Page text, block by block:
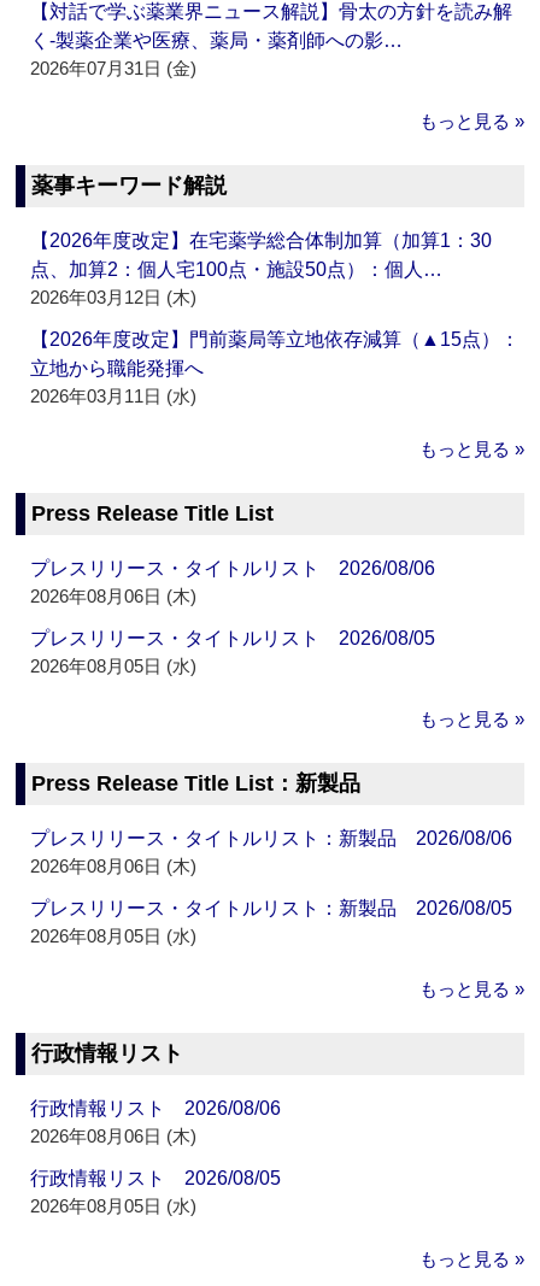
【対話で学ぶ薬業界ニュース解説】骨太の方針を読み解
く‐製薬企業や医療、薬局・薬剤師への影…
2026年07月31日 (金)
もっと見る »
薬事キーワード解説
【2026年度改定】在宅薬学総合体制加算（加算1：30
点、加算2：個人宅100点・施設50点）：個人…
2026年03月12日 (木)
【2026年度改定】門前薬局等立地依存減算（▲15点）：
立地から職能発揮へ
2026年03月11日 (水)
もっと見る »
Press Release Title List
プレスリリース・タイトルリスト 2026/08/06
2026年08月06日 (木)
プレスリリース・タイトルリスト 2026/08/05
2026年08月05日 (水)
もっと見る »
Press Release Title List：新製品
プレスリリース・タイトルリスト：新製品 2026/08/06
2026年08月06日 (木)
プレスリリース・タイトルリスト：新製品 2026/08/05
2026年08月05日 (水)
もっと見る »
行政情報リスト
行政情報リスト 2026/08/06
2026年08月06日 (木)
行政情報リスト 2026/08/05
2026年08月05日 (水)
もっと見る »